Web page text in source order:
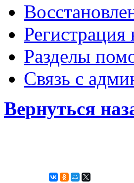
Регистрация
Разделы
Связь с
Вернуться